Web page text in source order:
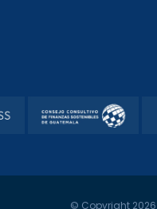
© Copyright